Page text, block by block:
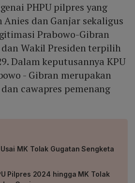
PHPU pilpres yang
dan Ganjar sekaligus
Prabowo-Gibran
dan Wakil Presiden terpilih
Dalam keputusannya KPU
- Gibran merupakan
cawapres pemenang
MK Tolak Gugatan Sengketa
Pilpres 2024 hingga MK Tolak